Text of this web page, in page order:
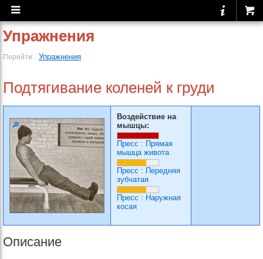
Упражнения
Перейти: Упражнения
Подтягивание коленей к груди
Воздействие на
мышцы:
Пресс : Прямая
мышца живота
Пресс : Передняя
зубчатая
Пресс : Наружная
косая
Описание